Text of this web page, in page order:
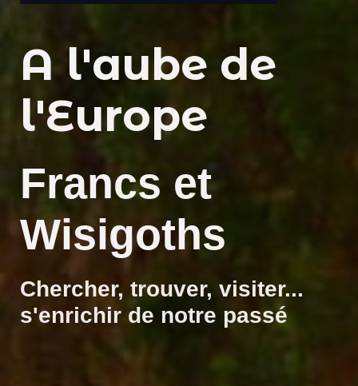
A l'aube de
l'Europe
Francs et
Wisigoths
Chercher, trouver, visiter...
s'enrichir de notre passé